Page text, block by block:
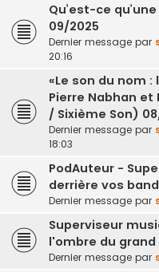
Qu’est-ce
09/2025
Dernier message par
20:16
«Le son du nom :
Pierre Nabhan
/ Sixième Son)
Dernier message par
18:03
PodAuteur -
derrière vos
Dernier message par
Superviseur
l'ombre du
Dernier message par